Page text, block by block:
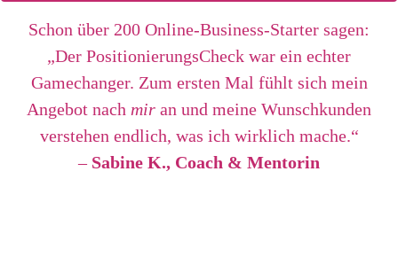
Schon über 200 Online-Business-Starter sagen:
„Der PositionierungsCheck war ein echter
Gamechanger. Zum ersten Mal fühlt sich mein
Angebot nach mir an und meine Wunschkunden
verstehen endlich, was ich wirklich mache.“
– Sabine K., Coach & Mentorin